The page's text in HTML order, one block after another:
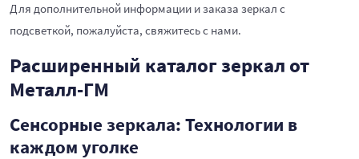
Для дополнительной информации и заказа зеркал с
подсветкой, пожалуйста, свяжитесь с нами.
Расширенный каталог зеркал от
Металл-ГМ
Сенсорные зеркала: Технологии в
каждом уголке